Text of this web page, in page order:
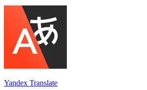
Yandex Translate